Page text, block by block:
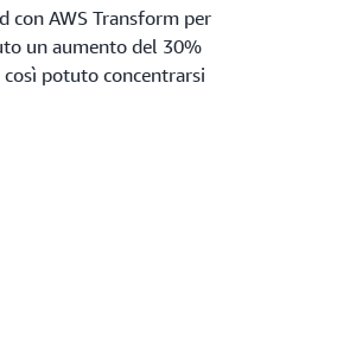
con AWS Transform per
un aumento del 30%
potuto concentrarsi